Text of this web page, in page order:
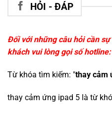
HỎI - ĐÁP
Đối với những câu hỏi cần
khách vui lòng gọi số hotline:
Từ khóa tìm kiếm: "thay cảm
thay cảm ứng ipad 5 là từ